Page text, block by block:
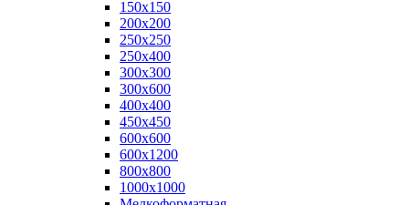
150х150
200х200
250х250
250х400
300х300
300х600
400х400
450х450
600х600
600х1200
800х800
1000х1000